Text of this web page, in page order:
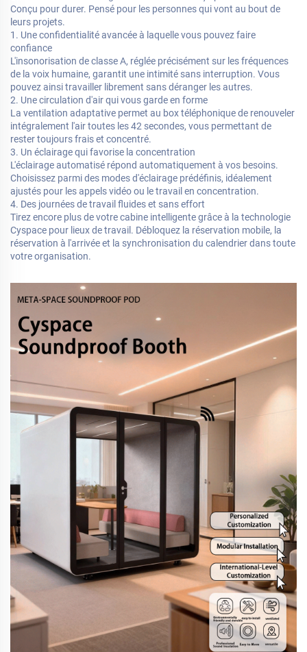
Conçu pour durer. Pensé pour les personnes qui vont au bout de
leurs projets.
1. Une confidentialité avancée à laquelle vous pouvez faire
confiance
L'insonorisation de classe A, réglée précisément sur les fréquences
de la voix humaine, garantit une intimité sans interruption. Vous
pouvez ainsi travailler librement sans déranger les autres.
2. Une circulation d'air qui vous garde en forme
La ventilation adaptative permet au box téléphonique de renouveler
intégralement l'air toutes les 42 secondes, vous permettant de
rester toujours frais et concentré.
3. Un éclairage qui favorise la concentration
L'éclairage automatisé répond automatiquement à vos besoins.
Choisissez parmi des modes d'éclairage prédéfinis, idéalement
ajustés pour les appels vidéo ou le travail en concentration.
4. Des journées de travail fluides et sans effort
Tirez encore plus de votre cabine intelligente grâce à la technologie
Cyspace pour lieux de travail. Débloquez la réservation mobile, la
réservation à l'arrivée et la synchronisation du calendrier dans toute
votre organisation.